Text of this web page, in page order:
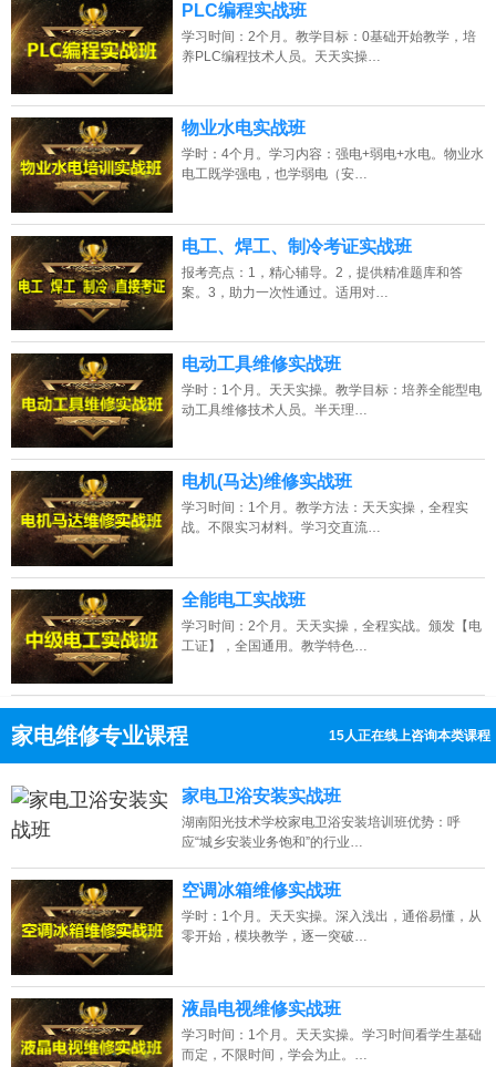
PLC编程实战班
学习时间：2个月。教学目标：0基础开始教学，培
养PLC编程技术人员。天天实操…
物业水电实战班
学时：4个月。学习内容：强电+弱电+水电。物业水
电工既学强电，也学弱电（安…
电工、焊工、制冷考证实战班
报考亮点：1，精心辅导。2，提供精准题库和答
案。3，助力一次性通过。适用对…
电动工具维修实战班
学时：1个月。天天实操。教学目标：培养全能型电
动工具维修技术人员。半天理…
电机(马达)维修实战班
学习时间：1个月。教学方法：天天实操，全程实
战。不限实习材料。学习交直流…
全能电工实战班
学习时间：2个月。天天实操，全程实战。颁发【电
工证】，全国通用。教学特色…
家电维修专业课程 15人正在线上咨询本类课程
点击免费咨询电话：13807313137
家电卫浴安装实战班
湖南阳光技术学校家电卫浴安装培训班优势：呼
应“城乡安装业务饱和”的行业…
空调冰箱维修实战班
学时：1个月。天天实操。深入浅出，通俗易懂，从
零开始，模块教学，逐一突破…
液晶电视维修实战班
学习时间：1个月。天天实操。学习时间看学生基础
而定，不限时间，学会为止。…